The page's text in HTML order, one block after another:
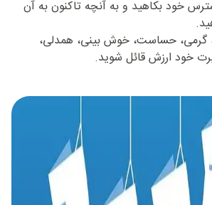
خود بکاهید و به آنچه تاکنون به آن
گرمی، حساست، خوش بینی، همدلی،
خود ارزش قائل شوید.